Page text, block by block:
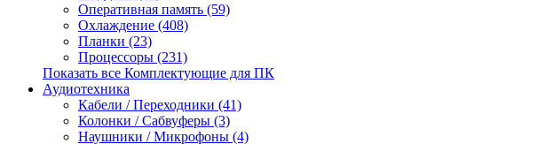
Оперативная память (59)
Охлаждение (408)
Планки (23)
Процессоры (231)
Показать все Комплектующие для ПК
Аудиотехника
Кабели / Переходники (41)
Колонки / Сабвуферы (3)
Наушники / Микрофоны (4)